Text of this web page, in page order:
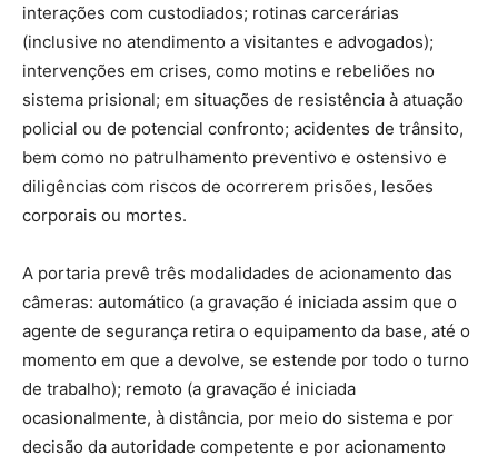
interações com custodiados; rotinas carcerárias
(inclusive no atendimento a visitantes e advogados);
intervenções em crises, como motins e rebeliões no
sistema prisional; em situações de resistência à atuação
policial ou de potencial confronto; acidentes de trânsito,
bem como no patrulhamento preventivo e ostensivo e
diligências com riscos de ocorrerem prisões, lesões
corporais ou mortes.
A portaria prevê três modalidades de acionamento das
câmeras: automático (a gravação é iniciada assim que o
agente de segurança retira o equipamento da base, até o
momento em que a devolve, se estende por todo o turno
de trabalho); remoto (a gravação é iniciada
ocasionalmente, à distância, por meio do sistema e por
decisão da autoridade competente e por acionamento